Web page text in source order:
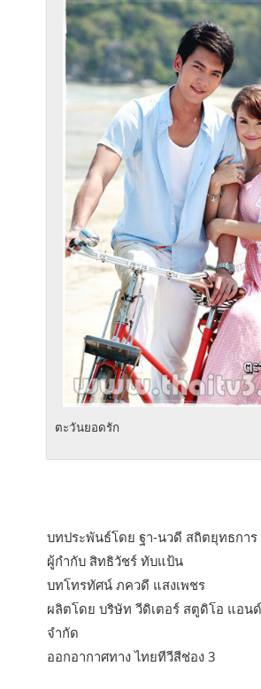
ตะวันยอดรัก
บทประพันธ์โดย ฐา-นวดี สถิตยุทธการ
ผู้กำกับ สิทธิวัชร์ ทับแป้น
บทโทรทัศน์ ภควดี แสงเพชร
ผลิตโดย บริษัท วีดิเตอร์ สตูดิโอ แอน
จำกัด
ออกอากาศทาง ไทยทีวีสีช่อง 3